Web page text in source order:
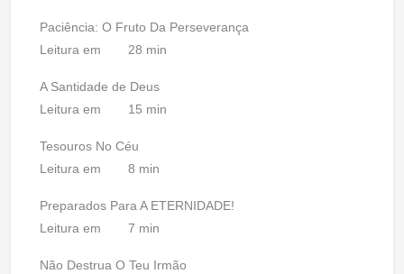
Paciência: O Fruto Da Perseverança
Leitura em
28 min
A Santidade de Deus
Leitura em
15 min
Tesouros No Céu
Leitura em
8 min
Preparados Para A ETERNIDADE!
Leitura em
7 min
Não Destrua O Teu Irmão